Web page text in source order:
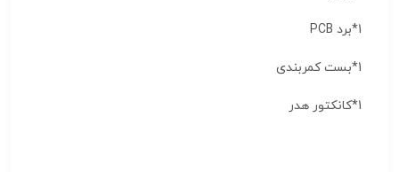
1*برد PCB
1*بست کمربندی
1*کانکتور هدر